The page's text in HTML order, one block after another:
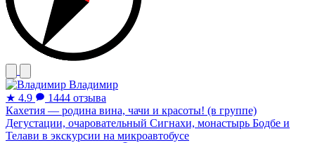
Владимир
★ 4.9
1444 отзыва
Кахетия — родина вина, чачи и красоты! (в группе)
Дегустации, очаровательный Сигнахи, монастырь Бодбе и
Телави в экскурсии на микроавтобусе